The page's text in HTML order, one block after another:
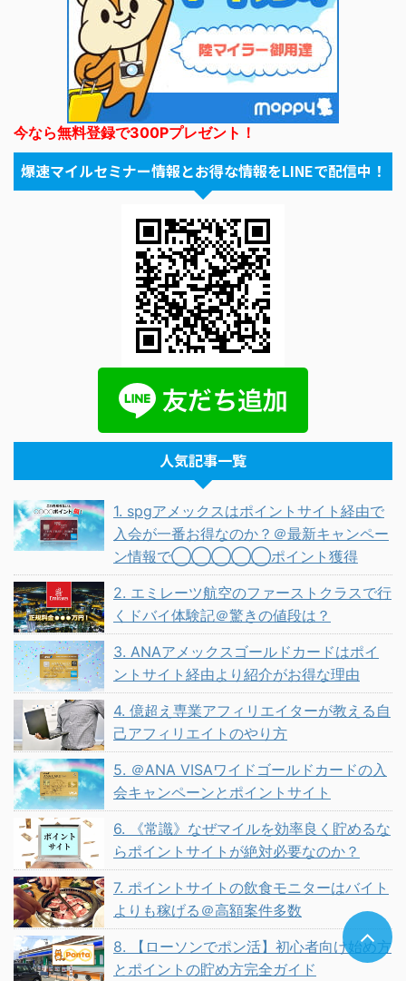
今なら無料登録で300Pプレゼント！
爆速マイルセミナー情報とお得な情報をLINEで配信中！
人気記事一覧
1. spgアメックスはポイントサイト経由で
入会が一番お得なのか？＠最新キャンペー
ン情報で◯◯◯◯◯ポイント獲得
2. エミレーツ航空のファーストクラスで行
くドバイ体験記＠驚きの値段は？
3. ANAアメックスゴールドカードはポイ
ントサイト経由より紹介がお得な理由
4. 億超え専業アフィリエイターが教える自
己アフィリエイトのやり方
5. ＠ANA VISAワイドゴールドカードの入
会キャンペーンとポイントサイト
6. 《常識》なぜマイルを効率良く貯めるな
らポイントサイトが絶対必要なのか？
7. ポイントサイトの飲食モニターはバイト
よりも稼げる＠高額案件多数
8. 【ローソンでポン活】初心者向け始め方
とポイントの貯め方完全ガイド